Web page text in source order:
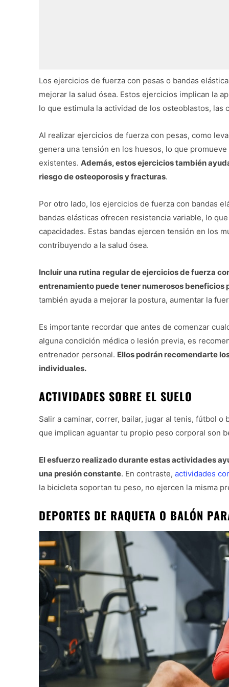
Los ejercicios de fuerza con pesas o bandas
mejorar la salud ósea. Estos ejercicios implican la
lo que estimula la actividad de los osteoblastos, las
Al realizar ejercicios de fuerza con pesas, como
genera una tensión en los huesos, lo que
existentes. Además, estos ejercicios también
riesgo de osteoporosis y fracturas.
Por otro lado, los ejercicios de fuerza con bandas
bandas elásticas ofrecen resistencia variable, lo
capacidades. Estas bandas ejercen tensión en los
contribuyendo a la salud ósea.
Incluir una rutina regular de ejercicios de fuerza
entrenamiento puede tener numerosos beneficios
también ayuda a mejorar la postura, aumentar la
Es importante recordar que antes de comenzar
alguna condición médica o lesión previa, es
entrenador personal. Ellos podrán recomendarte
individuales.
ACTIVIDADES SOBRE EL SUELO
Salir a caminar, correr, bailar, jugar al tenis, fútbol
que implican aguantar tu propio peso corporal son
El esfuerzo realizado durante estas actividades
una presión constante. En contraste, actividades
la bicicleta soportan tu peso, no ejercen la misma
DEPORTES DE RAQUETA O BALÓN